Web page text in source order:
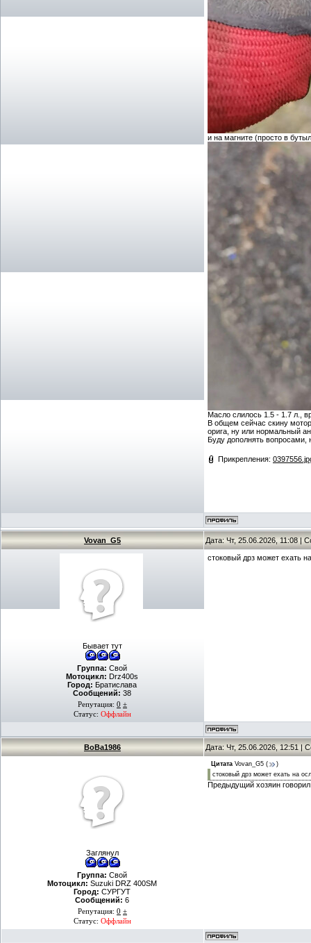
и на магните (просто в
Масло слилось 1.5 - 1.7 л.,
В общем сейчас скину
орига, ну или нормальный
Буду дополнять вопросами,
Прикрепления:
Vovan_G5 Дата: Чт, 25.06.2026, 11:08 |
Бывает тут
Группа: Свой
Мотоцикл: Drz400s
Город: Братислава
Сообщений: 38
Репутация: 0 ±
Статус: Оффлайн
стоковый дрз может ехать
BoBa1986 Дата: Чт, 25.06.2026, 12:51 |
Заглянул
Группа: Свой
Мотоцикл: Suzuki DRZ 400SM
Город: СУРГУТ
Сообщений: 6
Репутация: 0 ±
Статус: Оффлайн
Цитата Vovan_G5 (
)
стоковый дрз может ехать на
Предыдущий хозяин